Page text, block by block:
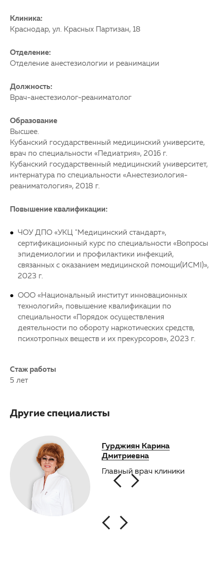
Клиника:
Краснодар, ул. Красных Партизан, 18
Отделение:
Отделение анестезиологии и реанимации
Должность:
Врач-анестезиолог-реаниматолог
Образование
Высшее.
Кубанский государственный медицинский университе,
врач по специальности «Педиатрия», 2016 г.
Кубанский государственный медицинский университет,
интернатура по специальности «Анестезиология-
реаниматология», 2018 г.
Повышение квалификации:
ЧОУ ДПО «УКЦ "Медицинский стандарт»,
сертификационный курс по специальности «Вопросы
эпидемиологии и профилактики инфекций,
связанных с оказанием медицинской помощи(ИСМІ)»,
2023 г.
ООО «Национальный институт инновационных
технологий», повышение квалификации по
специальности «Порядок осуществления
деятельности по обороту наркотических средств,
психотропных веществ и их прекурсоров», 2023 г.
Стаж работы
5 лет
Другие специалисты
Малтусов Вадим
Леонидович
Врач-анестезиолог-
реаниматолог
Гурджиян Карина
Дмитриевна
Главный врач клиники